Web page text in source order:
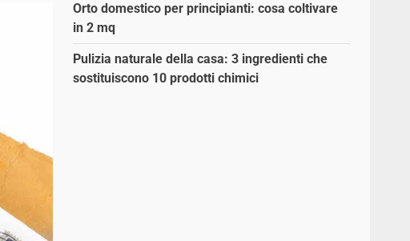
Orto domestico per principianti: cosa coltivare
in 2 mq
Pulizia naturale della casa: 3 ingredienti che
sostituiscono 10 prodotti chimici